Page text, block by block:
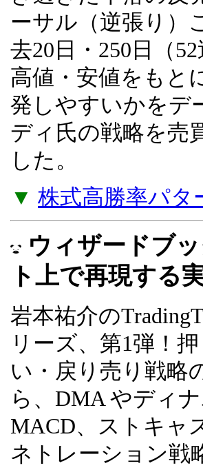
岩本祐介の
リーズ、第2弾！
き過ぎた下落の反
ーサル（逆張り）
去20日・250日（
高値・安値をもと
発しやすいかをデ
ディ氏の戦略を売
した。
▼ 株式高勝率パタ
ウィザードブ
ト上で再現する
岩本祐介の
リーズ、第1弾！
い・戻り売り戦略